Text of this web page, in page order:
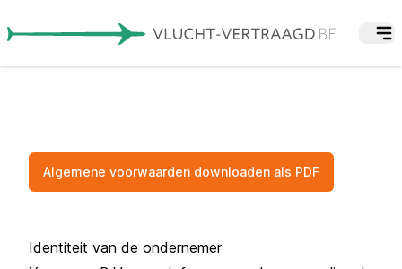
Algemene voorwaarden downloaden als PDF
Identiteit van de ondernemer